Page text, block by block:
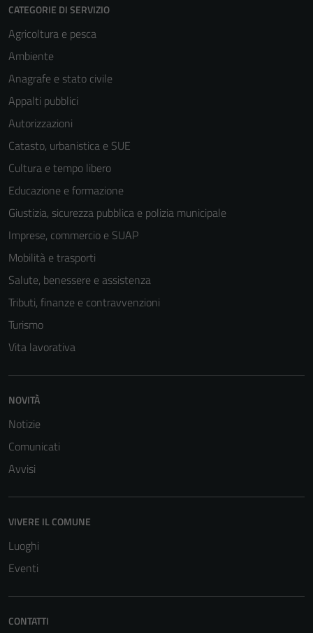
CATEGORIE DI SERVIZIO
Agricoltura e pesca
Ambiente
Anagrafe e stato civile
Appalti pubblici
Autorizzazioni
Catasto, urbanistica e SUE
Cultura e tempo libero
Educazione e formazione
Giustizia, sicurezza pubblica e polizia municipale
Imprese, commercio e SUAP
Mobilità e trasporti
Salute, benessere e assistenza
Tributi, finanze e contravvenzioni
Turismo
Vita lavorativa
NOVITÀ
Notizie
Comunicati
Avvisi
VIVERE IL COMUNE
Luoghi
Eventi
CONTATTI